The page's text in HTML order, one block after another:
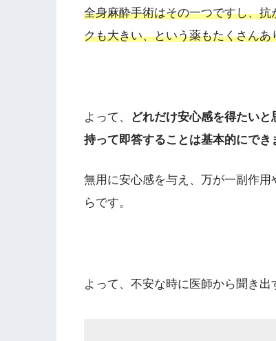
全身麻酔手術はその一つですし、
クも大きい、という薬もたくさんあ
よって、
どれだけ安心感を得たい
持って即答することは基本的にでき
無用に安心感を与え、万が一副作
らです。
よって、不安な時に医師から聞き出